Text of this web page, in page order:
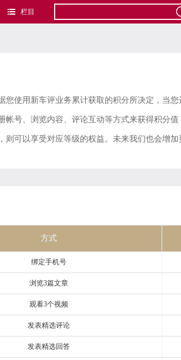
栏目
您使用新车评业务累计获取的积分所决定，当
帐号、浏览内容、评论互动等方式来获得积分
则可以享受对应等级的权益。未来我们也会增
方式
绑定手机号
浏览3篇文章
观看3个视频
发表精选评论
发表精选回答